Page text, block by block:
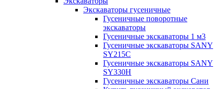
Экскаваторы гусеничные
Гусеничные поворотные
экскаваторы
Гусеничные экскаваторы 1 м3
Гусеничные экскаваторы SANY
SY215C
Гусеничные экскаваторы SANY
SY330H
Гусеничные экскаваторы Сани